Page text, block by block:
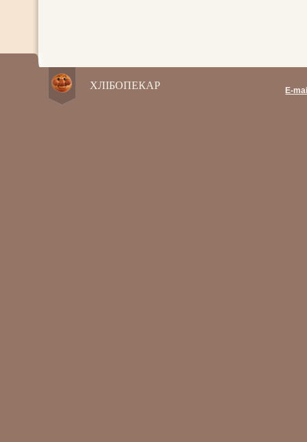
ХЛІБОПЕКАР E-